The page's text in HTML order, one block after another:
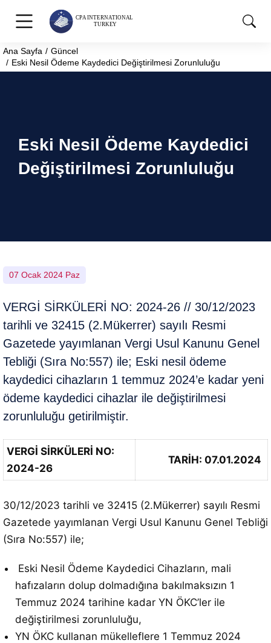
You are here:
Ana Sayfa
Güncel
Eski Nesil Ödeme Kaydedici Değiştirilmesi Zorunluluğu
Eski Nesil Ödeme Kaydedici
Değiştirilmesi Zorunluluğu
07 Ocak 2024 Paz
VERGİ SİRKÜLERİ NO: 2024-26 // 30/12/2023
tarihli ve 32415 (2.Mükerrer) sayılı Resmi
Gazetede yayımlanan Vergi Usul Kanunu Genel
Tebliği (Sıra No:557) ile; Eski nesil ödeme
kaydedici cihazların 1 temmuz 2024’e kadar yeni
ödeme kaydedici cihazlar ile değiştirilmesi
zorunluluğu getirilmiştir.
VERGİ SİRKÜLERİ NO:
2024-26
TARİH: 07.01.2024
30/12/2023 tarihli ve 32415 (2.Mükerrer) sayılı Resmi
Gazetede yayımlanan Vergi Usul Kanunu Genel Tebliği
(Sıra No:557) ile;
Eski Nesil Ödeme Kaydedici Cihazların, mali
hafızaların dolup dolmadığına bakılmaksızın 1
Temmuz 2024 tarihine kadar YN ÖKC’ler ile
değiştirilmesi zorunluluğu,
YN ÖKC kullanan mükelleflere 1 Temmuz 2024